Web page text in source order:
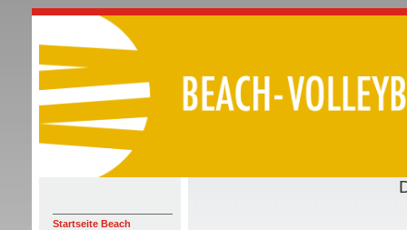
Startseite Beach